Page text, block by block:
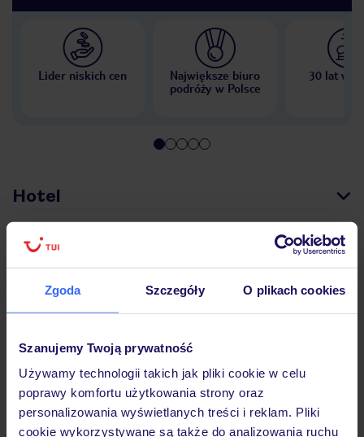
Zgoda Szczegóły O plikach cookies
Szanujemy Twoją prywatność
Używamy technologii takich jak pliki cookie w celu
poprawy komfortu użytkowania strony oraz
personalizowania wyświetlanych treści i reklam. Pliki
cookie wykorzystywane są także do analizowania ruchu
Lider niskich cen
Największe biuro
podróży w Polsce
30 lat w
Hotel
Pokoje
Wyżywienie
Atrakcje